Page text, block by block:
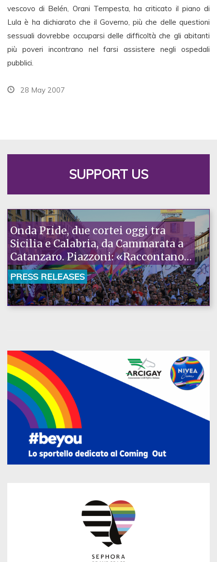
vescovo di Belén, Orani Tempesta, ha criticato il piano di
Lula è ha dichiarato che il Governo, più che delle questioni
sessuali dovrebbe occuparsi delle difficoltà che gli abitanti
più poveri incontrano nel farsi assistere negli ospedali
pubblici.
28 May 2007
SUPPORT US
Onda Pride, due cortei oggi tra
Sicilia e Calabria, da Cammarata a
Catanzaro. Piazzoni: «Raccontano
la nostra ostinazione»
PRESS RELEASES